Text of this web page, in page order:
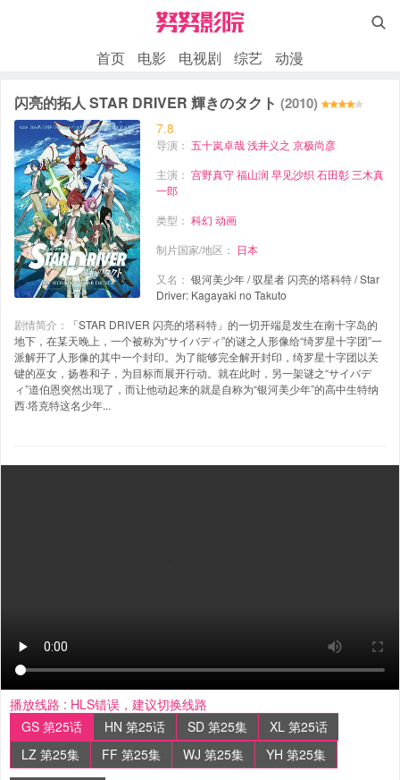

首页 电影 电视剧 综艺 动漫
闪亮的拓人 STAR DRIVER 輝きのタクト (2010)
7.8
导演：五十岚卓哉 浅井义之 京极尚彦
主演：宫野真守 福山润 早见沙织 石田彰 三木真
一郎
类型：科幻 动画
制片国家/地区： 日本
又名：银河美少年 / 驭星者 闪亮的塔科特 / Star
Driver: Kagayaki no Takuto
剧情简介：
「STAR DRIVER 闪亮的塔科特」的一切开端是发生在南十字岛的
地下，在某天晚上，一个被称为“サイバディ”的谜之人形像给“绮罗星十字团”一
派解开了人形像的其中一个封印。为了能够完全解开封印，绮罗星十字团以关
键的巫女，扬卷和子，为目标而展开行动。就在此时，另一架谜之“サイバデ
ィ”道伯恩突然出现了，而让他动起来的就是自称为“银河美少年”的高中生特纳
西·塔克特这名少年...
播放线路 : HLS错误，建议切换线路
GS 第25话
HN 第25话 SD 第25集
XL 第25话
LZ 第25集
FF 第25集 WJ 第25集
YH 第25集